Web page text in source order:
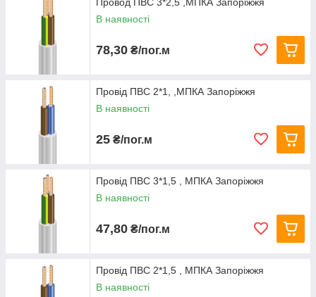
В наявності
78,30 ₴/пог.м
Провід ПВС 2*1, ,МПКА Запоріжжя
В наявності
25 ₴/пог.м
Провід ПВС 3*1,5 , МПКА Запоріжжя
В наявності
47,80 ₴/пог.м
Провід ПВС 2*1,5 , МПКА Запоріжжя
В наявності